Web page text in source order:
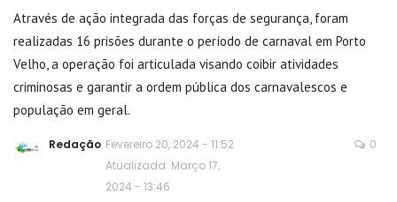
Contato
MUNDO
BRASIL
Através de ação integrada das forças de segurança, foram
realizadas 16 prisões durante o período de carnaval em Porto
Velho, a operação foi articulada visando coibir atividades
criminosas e garantir a ordem pública dos carnavalescos e
população em geral.
Redação Fevereiro 20, 2024 - 11:52
Atualizada: Março 17,
2024 - 13:46
0